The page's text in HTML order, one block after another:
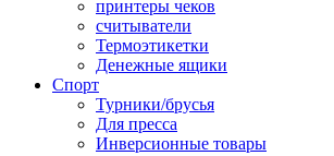
принтеры чеков
считыватели
Термоэтикетки
Денежные ящики
Спорт
Турники/брусья
Для пресса
Инверсионные товары